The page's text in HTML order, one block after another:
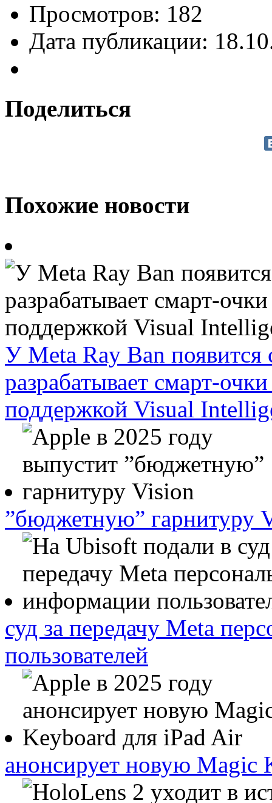
Просмотров: 182
Дата публикации:
Поделиться
Похожие новости
У Meta Ray Ban
разрабатывает смарт-
поддержкой Visual
”бюджетную” гарнитуру
суд за передачу Meta
пользователей
анонсирует новую Magic